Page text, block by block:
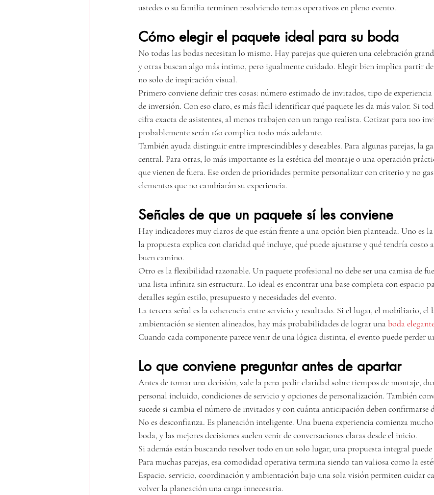
ustedes o su familia terminen resolviendo temas operativos en pleno evento.
Cómo elegir el paquete ideal para su boda
No todas las bodas necesitan lo mismo. Hay parejas que quieren una celebración
y otras buscan algo más íntimo, pero igualmente cuidado. Elegir bien implica partir
no solo de inspiración visual.
Primero conviene definir tres cosas: número estimado de invitados, tipo de experiencia
de inversión. Con eso claro, es más fácil identificar qué paquete les da más valor. Si
cifra exacta de asistentes, al menos trabajen con un rango realista. Cotizar para 100
probablemente serán 160 complica todo más adelante.
También ayuda distinguir entre imprescindibles y deseables. Para algunas parejas, la
central. Para otras, lo más importante es la estética del montaje o una operación
que vienen de fuera. Ese orden de prioridades permite personalizar con criterio y no
elementos que no cambiarán su experiencia.
Señales de que un paquete sí les conviene
Hay indicadores muy claros de que están frente a una opción bien planteada. Uno es
la propuesta explica con claridad qué incluye, qué puede ajustarse y qué tendría costo
buen camino.
Otro es la flexibilidad razonable. Un paquete profesional no debe ser una camisa de
una lista infinita sin estructura. Lo ideal es encontrar una base completa con espacio
detalles según estilo, presupuesto y necesidades del evento.
La tercera señal es la coherencia entre servicio y resultado. Si el lugar, el mobiliario, el
ambientación se sienten alineados, hay más probabilidades de lograr una boda
Cuando cada componente parece venir de una lógica distinta, el evento puede perder
Lo que conviene preguntar antes de apartar
Antes de tomar una decisión, vale la pena pedir claridad sobre tiempos de montaje,
personal incluido, condiciones de servicio y opciones de personalización. También
sucede si cambia el número de invitados y con cuánta anticipación deben confirmarse
No es desconfianza. Es planeación inteligente. Una buena experiencia comienza
boda, y las mejores decisiones suelen venir de conversaciones claras desde el inicio.
Si además están buscando resolver todo en un solo lugar, una propuesta integral
Para muchas parejas, esa comodidad operativa termina siendo tan valiosa como la
Espacio, servicio, coordinación y ambientación bajo una sola visión permiten cuidar
volver la planeación una carga innecesaria.